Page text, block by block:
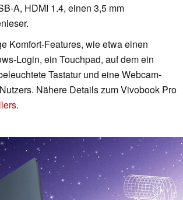
A, HDMI 1.4, einen 3,5 mm
Komfort-Features, wie etwa einen
Login, ein Touchpad, auf dem ein
Tastatur und eine Webcam-
Nähere Details zum Vivobook Pro
.